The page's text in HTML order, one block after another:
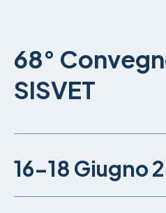
68°
SISVET
16-18 Giugno